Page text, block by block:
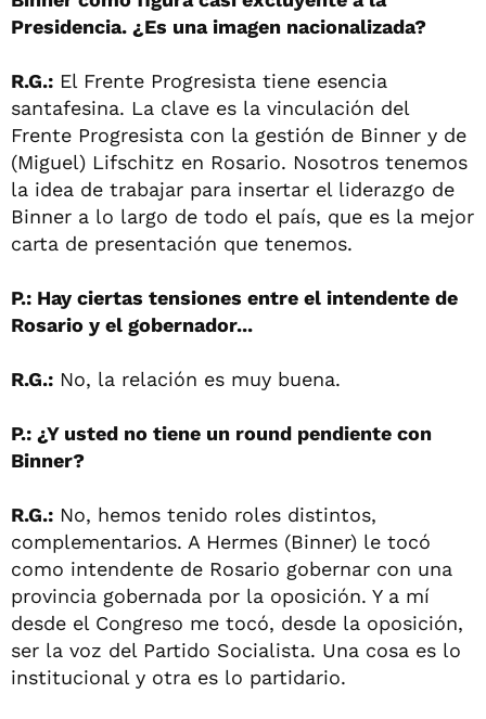
Presidencia. ¿Es una imagen nacionalizada?
R.G.: El Frente Progresista tiene esencia
santafesina. La clave es la vinculación del
Frente Progresista con la gestión de Binner y de
(Miguel) Lifschitz en Rosario. Nosotros tenemos
la idea de trabajar para insertar el liderazgo de
Binner a lo largo de todo el país, que es la mejor
carta de presentación que tenemos.
P.: Hay ciertas tensiones entre el intendente de
Rosario y el gobernador...
R.G.: No, la relación es muy buena.
P.: ¿Y usted no tiene un round pendiente con
Binner?
R.G.: No, hemos tenido roles distintos,
complementarios. A Hermes (Binner) le tocó
como intendente de Rosario gobernar con una
provincia gobernada por la oposición. Y a mí
desde el Congreso me tocó, desde la oposición,
ser la voz del Partido Socialista. Una cosa es lo
institucional y otra es lo partidario.